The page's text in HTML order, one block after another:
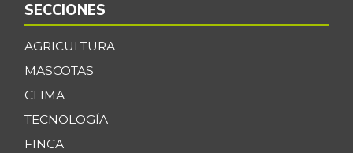
SECCIONES
AGRICULTURA
MASCOTAS
CLIMA
TECNOLOGÍA
FINCA